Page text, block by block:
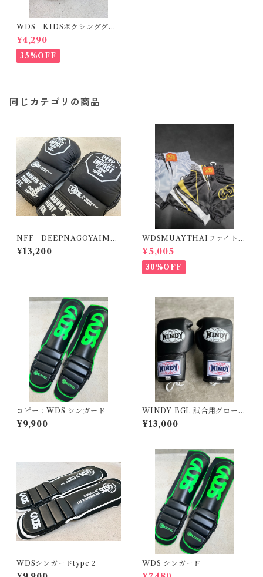
WDS KIDSボクシンググロ
ーブ M
¥4,290
35%OFF
同じカテゴリの商品
NFF DEEPNAGOYAIMP
ACT公武堂ファイト公式
グラップリンググローブ
¥13,200
WDSMUAYTHAIファイトシ
ョーツ２
¥5,005
30%OFF
コピー：WDS シンガード
¥9,900
WINDY BGL 試合用グローブ
12oz
¥13,000
WDSシンガードtype２ WDS シンガード